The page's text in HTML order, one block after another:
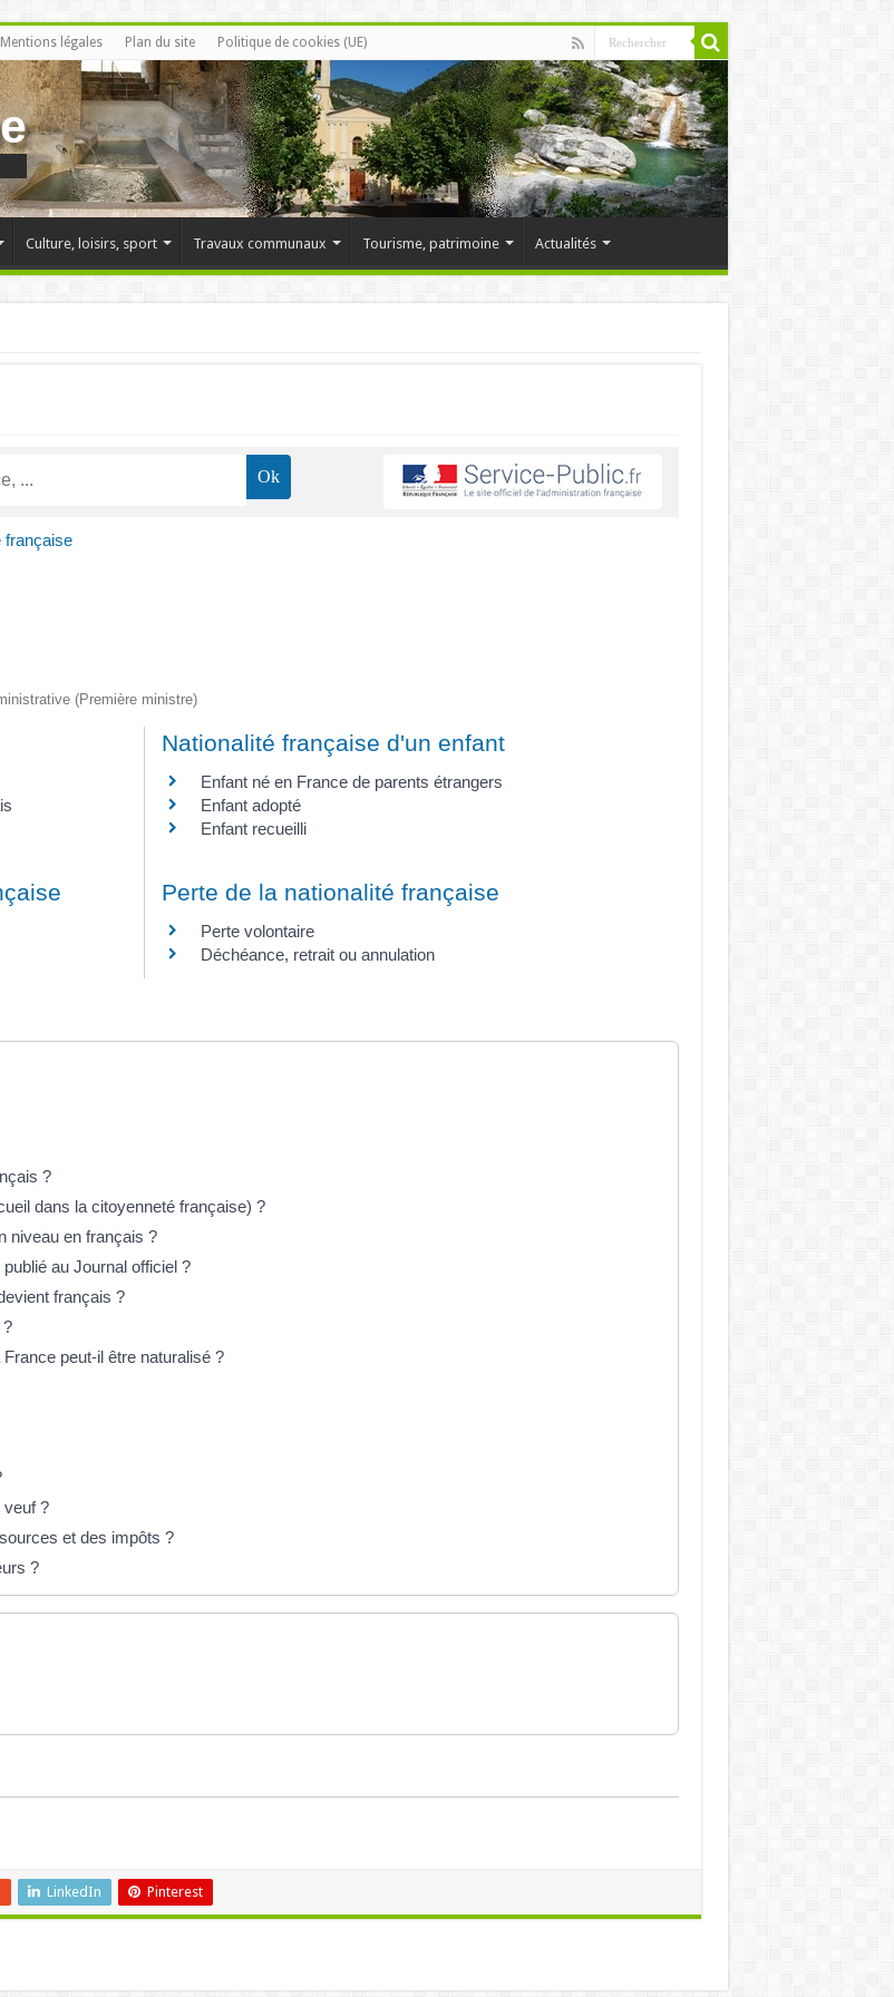
Mentions légales Plan du site Politique de cookies (UE)
Culture, loisirs, sport Travaux communaux Tourisme, patrimoine Actualités
française
(Première ministre)
Nationalité française d'un enfant
Enfant né en France de parents étrangers
Enfant adopté
Enfant recueilli
Perte de la nationalité française
Perte volontaire
Déchéance, retrait ou annulation
?
dans la citoyenneté française) ?
niveau en français ?
au Journal officiel ?
français ?
peut-il être naturalisé ?
veuf ?
et des impôts ?
?
LinkedIn Pinterest